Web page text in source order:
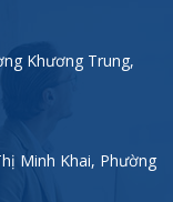
Khương Trung,
Minh Khai, Phường